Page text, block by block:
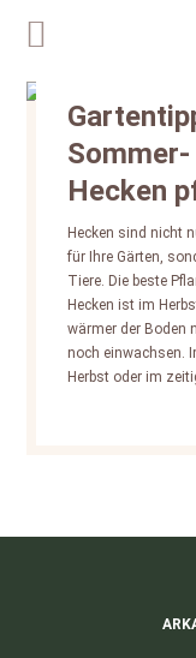
Hecken
Hecken sind nicht
für Ihre Gärten,
Tiere. Die beste
Hecken ist im
wärmer der Boden
noch einwachsen.
Herbst oder im